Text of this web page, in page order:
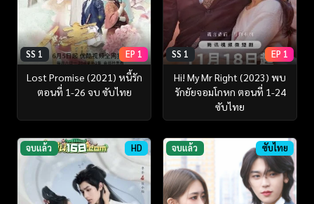
SS 1 EP 1
Lost Promise (2021) หนี้รัก
ตอนที่ 1-26 จบ ซับไทย
SS 1 EP 1
Hi! My Mr Right (2023) พบ
รักยัยจอมโกหก ตอนที่ 1-24
ซับไทย
จบแล้ว HD จบแล้ว ซับไทย